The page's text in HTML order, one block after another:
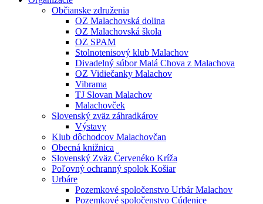
Občianske združenia
OZ Malachovská dolina
OZ Malachovská škola
OZ SPAM
Stolnotenisový klub Malachov
Divadelný súbor Malá Chova z Malachova
OZ Vidiečanky Malachov
Vibrama
TJ Slovan Malachov
Malachovček
Slovenský zväz záhradkárov
Výstavy
Klub dôchodcov Malachovčan
Obecná knižnica
Slovenský Zväz Červenéko Kríža
Poľovný ochranný spolok Košiar
Urbáre
Pozemkové spoločenstvo Urbár Malachov
Pozemkové spoločenstvo Cúdenice